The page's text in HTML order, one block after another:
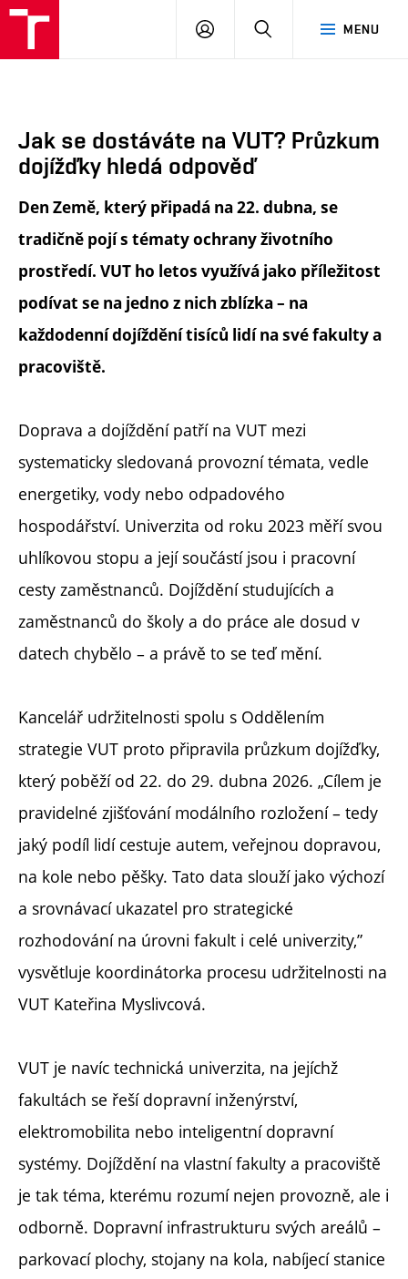
MENU
PŘIHLÁSIT
Jak se dostáváte na VUT? Průzkum
dojížďky hledá odpověď
Den Země, který připadá na 22. dubna, se
tradičně pojí s tématy ochrany životního
prostředí. VUT ho letos využívá jako příležitost
podívat se na jedno z nich zblízka – na
každodenní dojíždění tisíců lidí na své fakulty a
pracoviště.
Doprava a dojíždění patří na VUT mezi
systematicky sledovaná provozní témata, vedle
energetiky, vody nebo odpadového
hospodářství. Univerzita od roku 2023 měří svou
uhlíkovou stopu a její součástí jsou i pracovní
cesty zaměstnanců. Dojíždění studujících a
zaměstnanců do školy a do práce ale dosud v
datech chybělo – a právě to se teď mění.
Kancelář udržitelnosti spolu s Oddělením
strategie VUT proto připravila průzkum dojížďky,
který poběží od 22. do 29. dubna 2026. „Cílem je
pravidelné zjišťování modálního rozložení – tedy
jaký podíl lidí cestuje autem, veřejnou dopravou,
na kole nebo pěšky. Tato data slouží jako výchozí
a srovnávací ukazatel pro strategické
rozhodování na úrovni fakult i celé univerzity,”
vysvětluje koordinátorka procesu udržitelnosti na
VUT Kateřina Myslivcová.
VUT je navíc technická univerzita, na jejíchž
fakultách se řeší dopravní inženýrství,
elektromobilita nebo inteligentní dopravní
systémy. Dojíždění na vlastní fakulty a pracoviště
je tak téma, kterému rozumí nejen provozně, ale i
odborně. Dopravní infrastrukturu svých areálů –
parkovací plochy, stojany na kola, nabíjecí stanice